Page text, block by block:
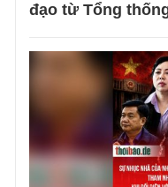
đạo từ Tổng